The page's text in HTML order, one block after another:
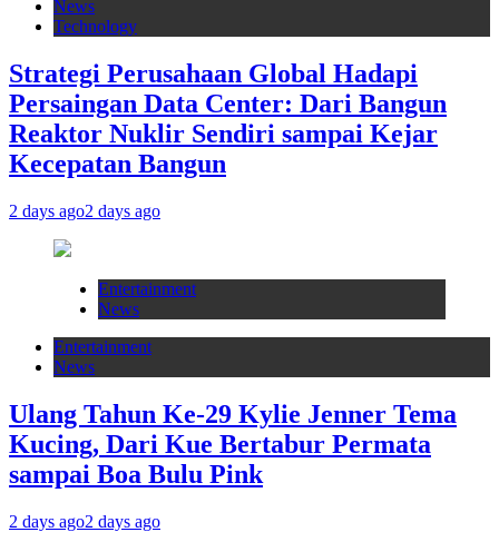
News
Technology
Strategi Perusahaan Global Hadapi
Persaingan Data Center: Dari Bangun
Reaktor Nuklir Sendiri sampai Kejar
Kecepatan Bangun
2 days ago2 days ago
Entertainment
News
Entertainment
News
Ulang Tahun Ke-29 Kylie Jenner Tema
Kucing, Dari Kue Bertabur Permata
sampai Boa Bulu Pink
2 days ago2 days ago